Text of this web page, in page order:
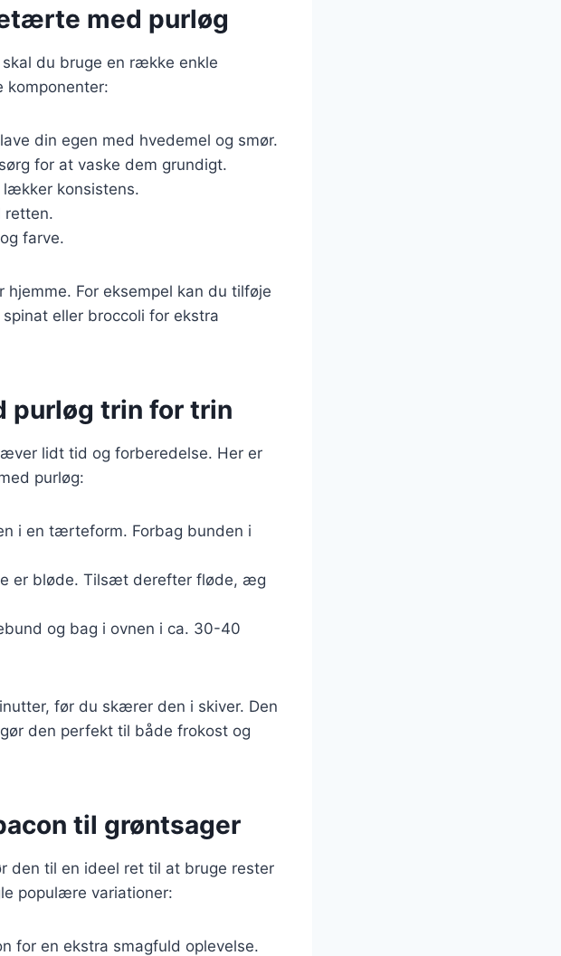
med purløg
du bruge en række enkle
komponenter:
din egen med hvedemel og smør.
for at vaske dem grundigt.
konsistens.
retten.
farve.
For eksempel kan du tilføje
eller broccoli for ekstra
purløg trin for trin
lidt tid og forberedelse. Her er
purløg:
i en tærteform. Forbag bunden i
er bløde. Tilsæt derefter fløde, æg
og bag i ovnen i ca. 30-40
før du skærer den i skiver. Den
den perfekt til både frokost og
til grøntsager
den til en ideel ret til at bruge rester
populære variationer:
for en ekstra smagfuld oplevelse.